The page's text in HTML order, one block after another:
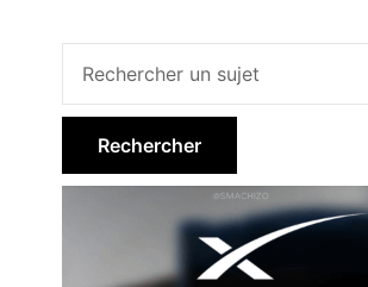
Barre
latérale
principale